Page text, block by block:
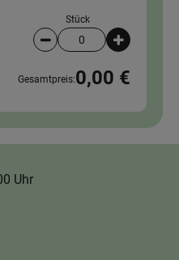
Stück
Artikelanzahl
Gesamtpreis:0,00 €
Uhr